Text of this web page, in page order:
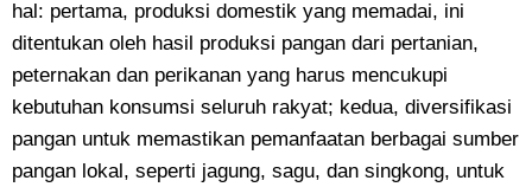
hal: pertama, produksi domestik yang memadai, ini
ditentukan oleh hasil produksi pangan dari pertanian,
peternakan dan perikanan yang harus mencukupi
kebutuhan konsumsi seluruh rakyat; kedua, diversifikasi
pangan untuk memastikan pemanfaatan berbagai sumber
pangan lokal, seperti jagung, sagu, dan singkong, untuk